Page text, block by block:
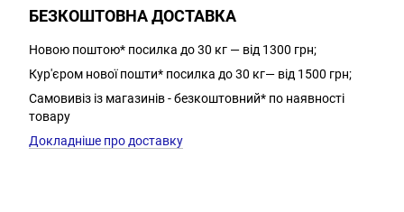
БЕЗКОШТОВНА ДОСТАВКА
Новою поштою* посилка до 30 кг — від 1300 грн;
Кур'єром нової пошти* посилка до 30 кг— від 1500 грн;
Самовивіз із магазинів - безкоштовний* по наявності
товару
Докладніше про доставку